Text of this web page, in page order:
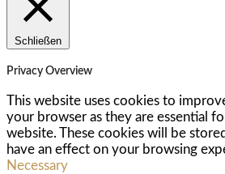
Schließen
Privacy Overview
This website uses cookies to
your browser as they are essential
website. These cookies will be
have an effect on your browsing
Necessary